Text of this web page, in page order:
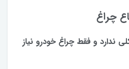
و فقط چراغ خودرو نیاز